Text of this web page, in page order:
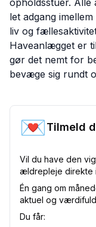
opholdsstuer. Alle
let adgang
liv og
Haveanlægget er
gør det nemt for
bevæge sig rundt
💌Tilmeld
Vil du have den
ældrepleje direkte
Én gang om
aktuel og
Du får: